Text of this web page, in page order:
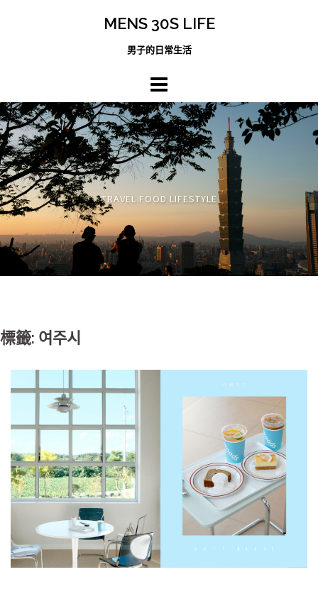
MENS 30S LIFE
男子的日常生活
TRAVEL FOOD LIFESTYLE
標籤: 여주시